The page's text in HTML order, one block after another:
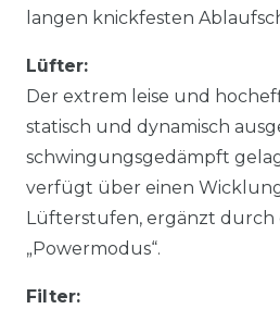
langen knickfesten
Lüfter:
Der extrem leise und
statisch und dynamisch
schwingungsgedämpft
verfügt über einen
Lüfterstufen, ergänzt durch
„Powermodus“.
Filter: